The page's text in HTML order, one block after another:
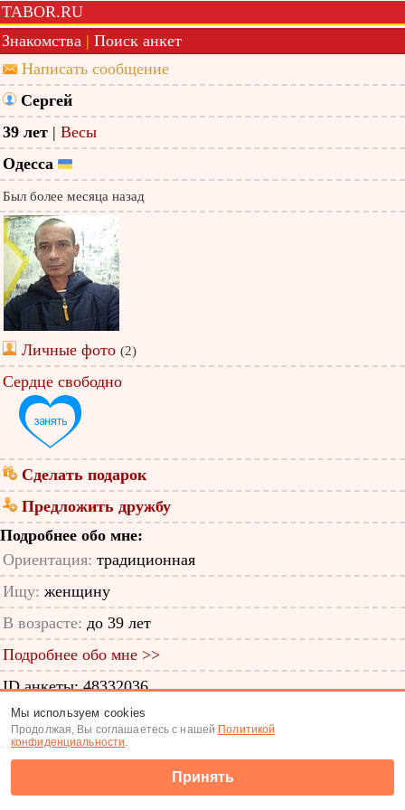
TABOR.RU
Знакомства | Поиск анкет
Написать сообщение
Сергей
39 лет | Весы
Одесса
Был более месяца назад
Личные фото (2)
Сердце свободно
Сделать подарок
Предложить дружбу
Подробнее обо мне:
Ориентация: традиционная
Ищу: женщину
В возрасте: до 39 лет
Подробнее обо мне >>
ID анкеты: 48332036
Знакомства|Поиск анкет
(c) Tabor.ru 2026
Мы используем cookies
Продолжая, Вы соглашаетесь с нашей Политикой
конфиденциальности.
Принять